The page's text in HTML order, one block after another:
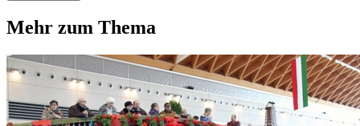
Mehr zum Thema